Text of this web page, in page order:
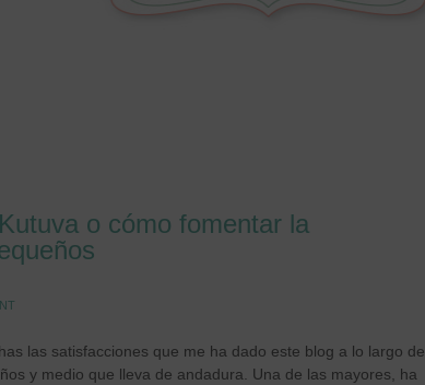
o cómo fomentar la
las satisfacciones que me ha dado este blog a lo largo de
y medio que lleva de andadura. Una de las mayores, ha